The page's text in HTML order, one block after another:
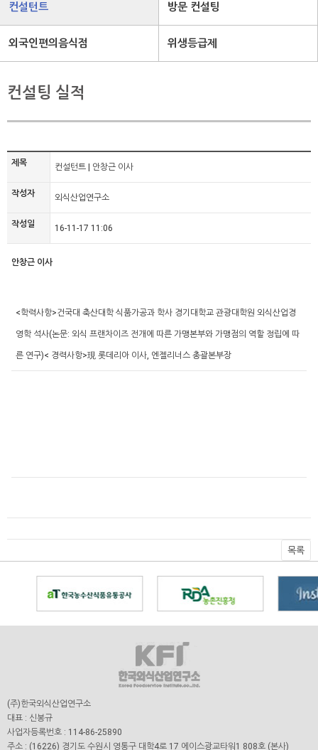
컨설턴트 방문 컨설팅
외국인편의음식점 위생등급제
컨설팅 실적
제목 컨설턴트 | 안창근 이사
작성자 외식산업연구소
작성일 16-11-17 11:06
안창근 이사
<학력사항>건국대 축산대학 식품가공과 학사 경기대학교 관광대학원 외식산업경
영학 석사(논문: 외식 프랜차이즈 전개에 따른 가맹본부와 가맹점의 역할 정립에 따
른 연구)< 경력사항>現 롯데리아 이사, 엔젤리너스 총괄본부장
목록
(주)한국외식산업연구소
대표 : 신봉규
사업자등록번호 : 114-86-25890
주소 : (16226) 경기도 수원시 영통구 대학4로 17 에이스광교타워1 808호 (본사)